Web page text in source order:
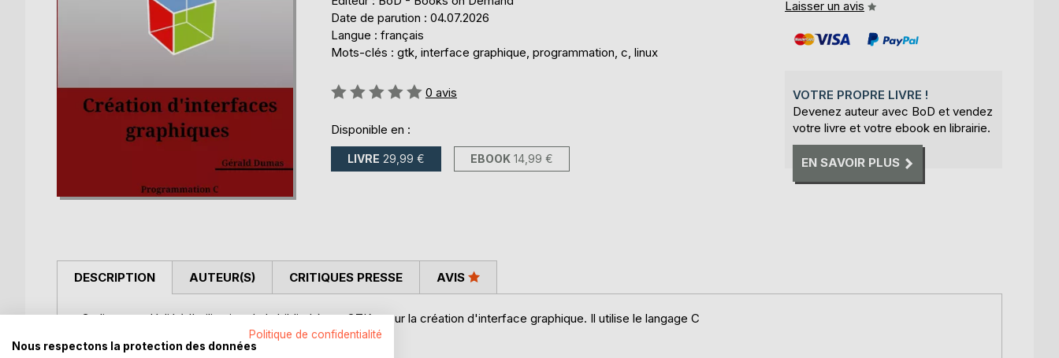
Date de parution : 04.07.2026
Langue : français
Mots-clés : gtk, interface graphique, programmation, c, linux
Évaluation:
0 avis
Disponible en :
LIVRE 29,99 € EBOOK 14,99 €
Laisser un avis
VOTRE PROPRE LIVRE !
Devenez auteur avec BoD et vendez
votre livre et votre ebook en librairie.
EN SAVOIR PLUS
DESCRIPTION
Ce livre est dédié à l'utilisation de la bibliothèque GTK+ pour la création d'interface graphique. Il utilise le langage C
qui est le langage natif de la bibliothèque.
AUTEUR(S) CRITIQUES PRESSE AVIS
Politique de confidentialité
Nous respectons la protection des données